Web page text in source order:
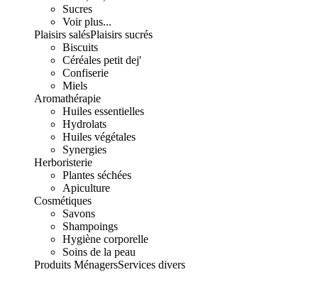
Sucres
Voir plus...
Plaisirs salésPlaisirs sucrés
Biscuits
Céréales petit dej'
Confiserie
Miels
Aromathérapie
Huiles essentielles
Hydrolats
Huiles végétales
Synergies
Herboristerie
Plantes séchées
Apiculture
Cosmétiques
Savons
Shampoings
Hygiène corporelle
Soins de la peau
Produits MénagersServices divers